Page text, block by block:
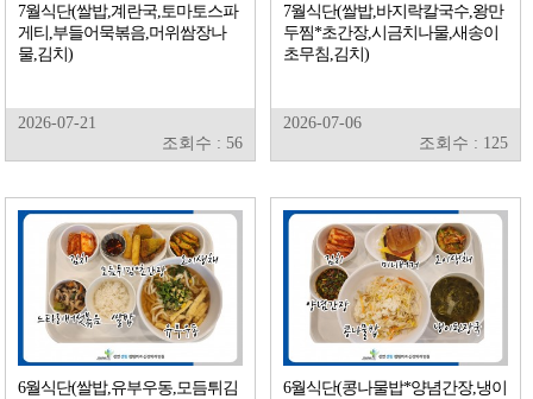
7월식단(쌀밥,계란국,토마토스파
게티,부들어묵볶음,머위쌈장나
물,김치)
2026-07-21
조회수 : 56
7월식단(쌀밥,바지락칼국수,왕만
두찜*초간장,시금치나물,새송이
초무침,김치)
2026-07-06
조회수 : 125
6월식단(쌀밥,유부우동,모듬튀김
6월식단(콩나물밥*양념간장,냉이